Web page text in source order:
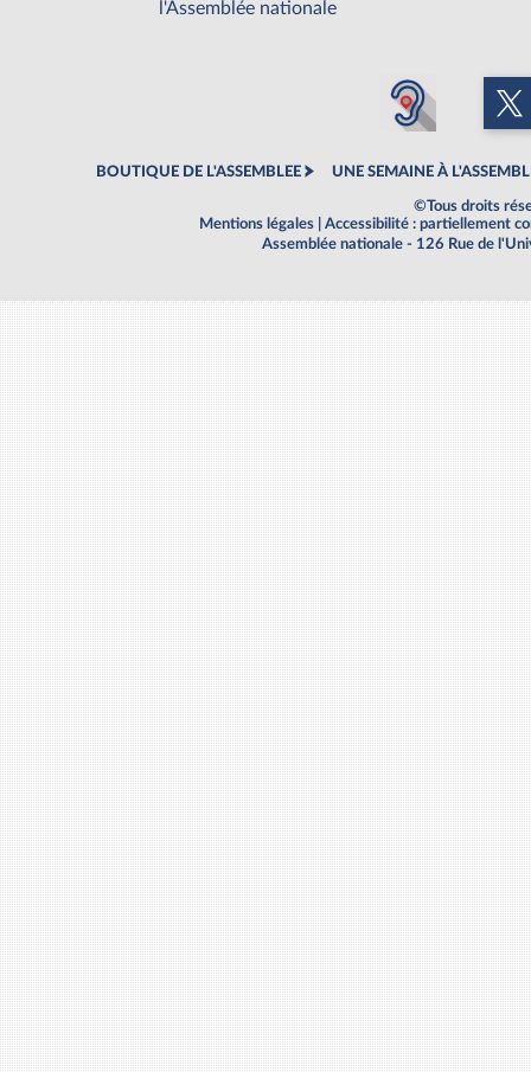
l'Assemblée nationale
BOUTIQUE DE L'ASSEMBLEE UNE SEMAINE À
©Tous droits
Mentions légales
Accessibilité : partiellement
Assemblée nationale - 126 Rue de